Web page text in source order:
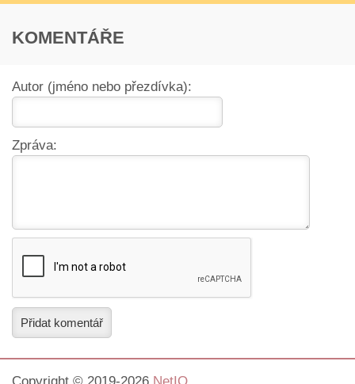
KOMENTÁŘE
Autor (jméno nebo přezdívka):
Zpráva:
Přidat komentář